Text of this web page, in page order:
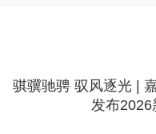
骐骥驰骋 驭风逐光 |
发布2026